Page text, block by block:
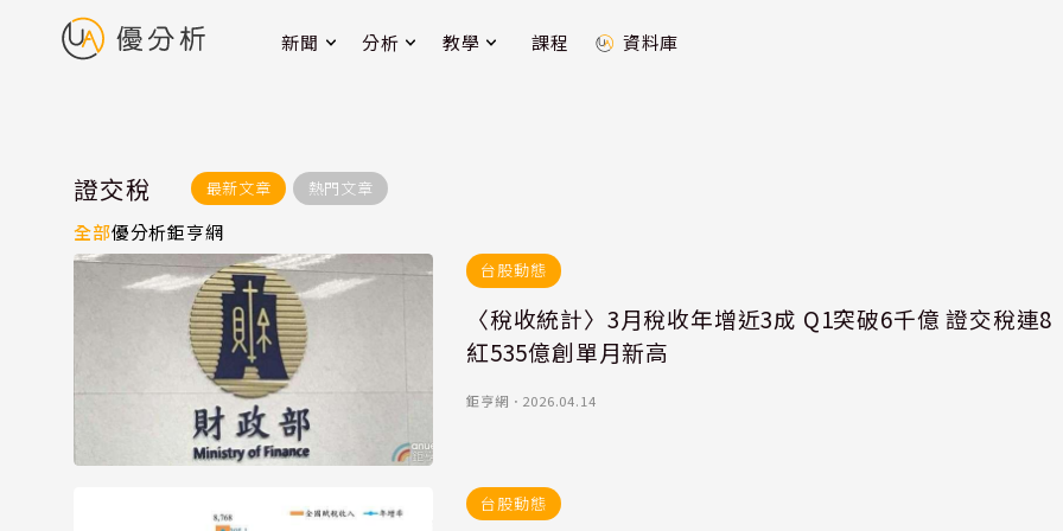
新聞 分析 教學 課程 資料庫
證交稅 最新文章 熱門文章
全部優分析鉅亨網
台股動態
〈稅收統計〉3月稅收年增近3成 Q1突破6千億 證交稅連8
紅535億創單月新高
鉅亨網 ． 2026.04.14
台股動態